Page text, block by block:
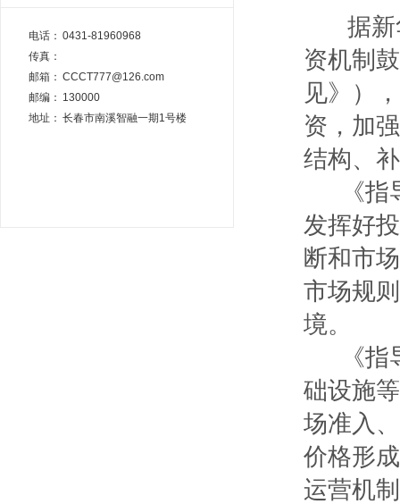
电话： 0431-81960968
传真：
邮箱： CCCT777@126.com
邮编： 130000
地址： 长春市南溪智融一期1号楼
据新华
资机制
见》）
资，加
结构、
《指导
发挥好
断和市
市场规
境。
《指导
础设施
场准入
价格形
运营机